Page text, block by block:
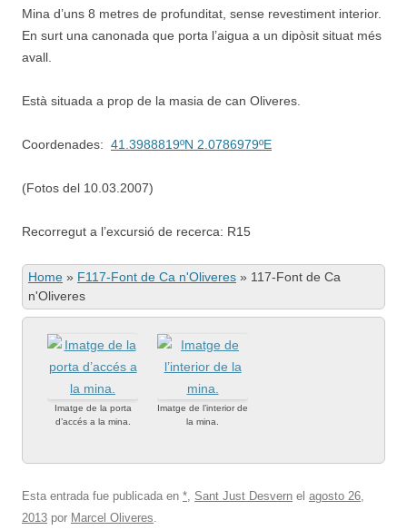
Mina d’uns 8 metres de profunditat, sense revestiment interior.
En surt una canonada que porta l’aigua a un dipòsit situat més
avall.
Està situada a prop de la masia de can Oliveres.
Coordenades: 41.3988819ºN 2.0786979ºE
(Fotos del 10.03.2007)
Recorregut a l’excursió de recerca: R15
Home » F117-Font de Ca n'Oliveres » 117-Font de Ca
n'Oliveres
Imatge de la porta
d’accés a la mina.
Imatge de l’interior de
la mina.
Esta entrada fue publicada en *, Sant Just Desvern el agosto 26,
2013 por Marcel Oliveres.